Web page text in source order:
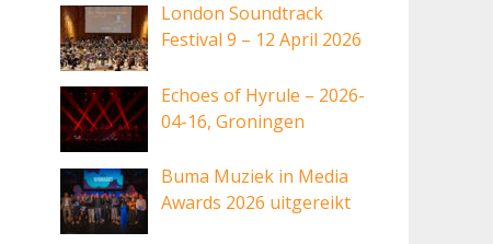
London Soundtrack
Festival 9 – 12 April 2026
Echoes of Hyrule – 2026-
04-16, Groningen
Buma Muziek in Media
Awards 2026 uitgereikt